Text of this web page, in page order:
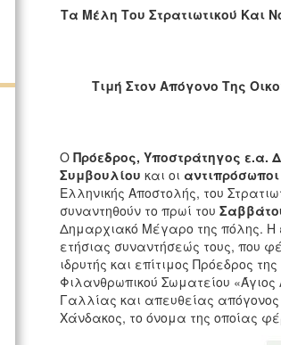
Τα Μέλη Του Στρατιωτικού Και
Τιμή Στον Απόγονο Της
O Πρόεδρος, Υποστράτηγος ε.α.
Συμβουλίου και οι
Ελληνικής Αποστολής, του
συναντηθούν το πρωί του
Δημαρχιακό Μέγαρο της πόλης. Η
ετήσιας συναντήσεώς τους, που
ιδρυτής και επίτιμος Πρόεδρος
Φιλανθρωπικού Σωματείου
Γαλλίας και απευθείας απόγονος
Χάνδακος, το όνομα της οποίας